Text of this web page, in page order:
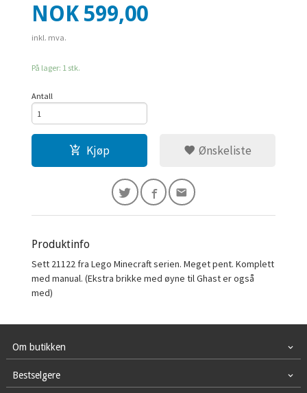
Pris
NOK 599,00
inkl. mva.
På lager: 1 stk.
Antall
Kjøp Ønskeliste
Produktinfo
Sett 21122 fra Lego Minecraft serien. Meget pent. Komplett
med manual. (Ekstra brikke med øyne til Ghast er også
med)
Om butikken
Bestselgere